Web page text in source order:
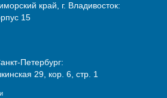
край, г. Владивосток:
15
Петербург:
29, кор. 6, стр. 1